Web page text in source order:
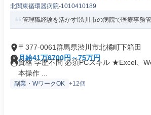
北関東循環器病院-1010410189
管理職経験を活かす!渋川市の病院で医療事務
〒377-0061群馬県渋川市北橘町下箱田
月給41万6700円～75万円
資格 学歴不問 必須PCスキル ★Excel、
本操作 ...
副業・WワークOK +12個